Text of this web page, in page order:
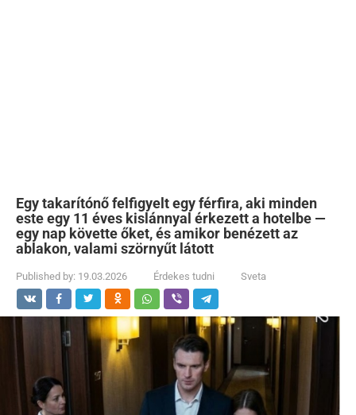
Egy takarítónő felfigyelt egy férfira, aki minden
este egy 11 éves kislánnyal érkezett a hotelbe —
egy nap követte őket, és amikor benézett az
ablakon, valami szörnyűt látott
Published by: 19.03.2026 Érdekes tudni Sveta